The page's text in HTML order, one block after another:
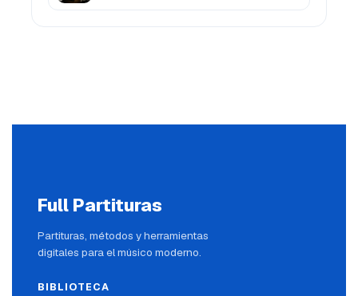
Full Partituras
Partituras, métodos y herramientas
digitales para el músico moderno.
BIBLIOTECA